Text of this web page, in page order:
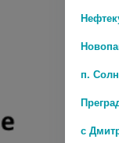
183 руб.
п.
с